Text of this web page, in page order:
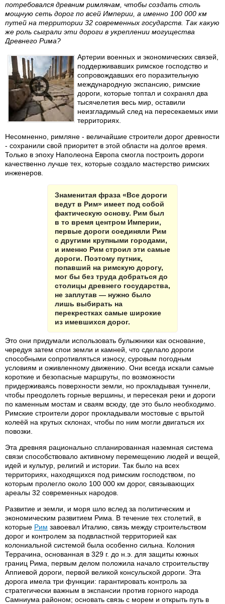
потребовался древним римлянам, чтобы создать столь
мощную сеть дорог по всей Империи, а именно 100 000 км
путей на территории 32 современных государств. Так какую
же роль сыграли эти дороги в укреплении могущества
Древнего Рима?
Артерии военных и экономических связей,
поддерживавших римское господство и
сопровождавших его поразительную
международную экспансию, римские
дороги, которые топтал и сохранял два
тысячелетия весь мир, оставили
неизгладимый след на пересекаемых ими
территориях.
Несомненно, римляне - величайшие строители дорог древности
- сохранили свой приоритет в этой области на долгое время.
Только в эпоху Наполеона Европа смогла построить дороги
качественно лучше тех, которые создало мастерство римских
инженеров.
Знаменитая фраза «Все дороги
ведут в Рим» имеет под собой
фактическую основу. Рим был
в то время центром Империи,
первые дороги соединяли Рим
с другими крупными городами,
и именно Рим строил эти самые
дороги. Поэтому путник,
попавший на римскую дорогу,
мог бы без труда добраться до
столицы древнего государства,
не заплутав — нужно было
лишь выбирать на
перекрестках самые широкие
из имевшихся дорог.
Это они придумали использовать булыжники как основание,
чередуя затем спои земли и камней, что сделало дороги
способными сопротивляться износу, суровым погодным
условиям и оживленному движению. Они всегда искали самые
короткие и безопасные маршруты, по возможности
придерживаясь поверхности земли, но прокладывая туннели,
чтобы преодолеть горные вершины, и пересекая реки и дороги
по каменным мостам и сваям всюду, где это было необходимо.
Римские строители дорог прокладывали мостовые с врытой
колеёй на крутых склонах, чтобы по ним могли двигаться их
повозки.
Эта древняя рационально спланированная наземная система
связи способствовало активному перемещению людей и вещей,
идей и культур, религий и истории. Так было на всех
территориях, находящихся под римским господством, по
которым пролегло около 100 000 км дорог, связывающих
ареалы 32 современных народов.
Развитие и земли, и моря шло вслед за политическим и
экономическим развитием Рима. В течение тех столетий, в
которые Рим завоевал Италию, связь между строительством
дорог и контролем за подвластной территорией как
колониальной системой была особенно сильна. Колония
Террачина, основанная в 329 г. до н.э. для защиты южных
границ Рима, первым делом положила начало строительству
Аппиевой дороги, первой великой консульской дороги. Эта
дорога имела три функции: гарантировать контроль за
стратегически важным в экспансии против горного народа
Самниума районом; основать связь с морем и открыть путь в